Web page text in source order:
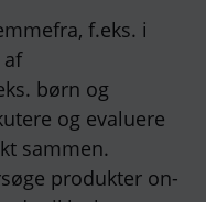
f.eks. i
børn og
og evaluere
sammen.
produkter on-